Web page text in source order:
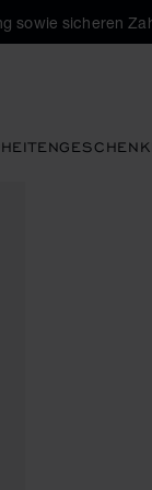
sowie sicheren